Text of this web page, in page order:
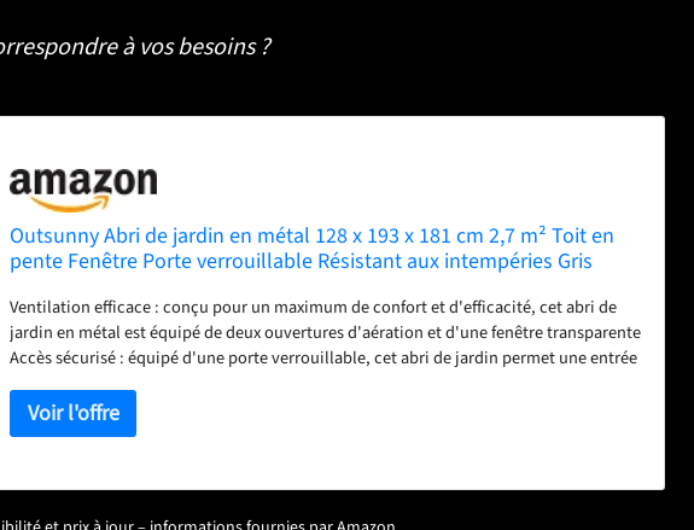
à vos besoins ?
Outsunny Abri de jardin en métal 128 x 193 x 181 cm 2,7 m² Toit en
pente Fenêtre Porte verrouillable Résistant aux intempéries Gris
Ventilation efficace : conçu pour un maximum de confort et d'efficacité, cet abri de
jardin en métal est équipé de deux ouvertures d'aération et d'une fenêtre transparente
Accès sécurisé : équipé d'une porte verrouillable, cet abri de jardin permet une entrée
confortable tout en offrant une sécurité grâce à une serrure fiable et aux clés
correspondantes Design de toit incliné : grâce à la conception efficace du toit incliné
de l'abri de pluie, l'eau de pluie s'écoule facilement sans s'accumuler. Vos outils et
intempéries : construit en acier galvanisé peint, cet abri de jardin est résistant aux UV,